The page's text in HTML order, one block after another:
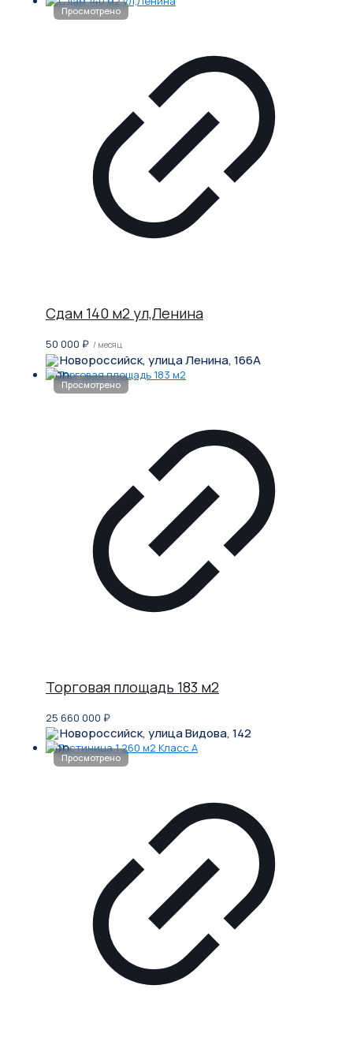
Сдам 140 м2 ул,Ленина
50 000 ₽ / месяц
Новороссийск, улица Ленина, 166А
Торговая площадь 183 м2
25 660 000 ₽
Новороссийск, улица Видова, 142